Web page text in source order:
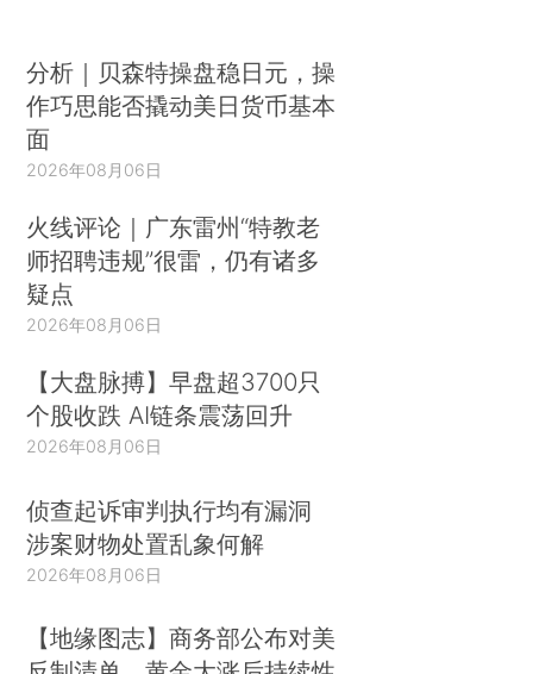
分析｜贝森特操盘稳日元，操
作巧思能否撬动美日货币基本
面
2026年08月06日
火线评论｜广东雷州“特教老
师招聘违规”很雷，仍有诸多
疑点
2026年08月06日
【大盘脉搏】早盘超3700只
个股收跌 AI链条震荡回升
2026年08月06日
侦查起诉审判执行均有漏洞
涉案财物处置乱象何解
2026年08月06日
【地缘图志】商务部公布对美